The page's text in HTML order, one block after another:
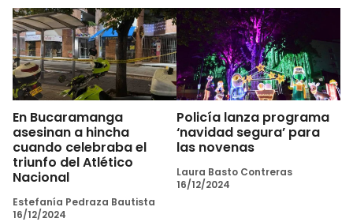
En Bucaramanga
asesinan a hincha
cuando celebraba el
triunfo del Atlético
Nacional
Estefanía Pedraza Bautista
16/12/2024
Policía lanza programa
‘navidad segura’ para
las novenas
Laura Basto Contreras
16/12/2024